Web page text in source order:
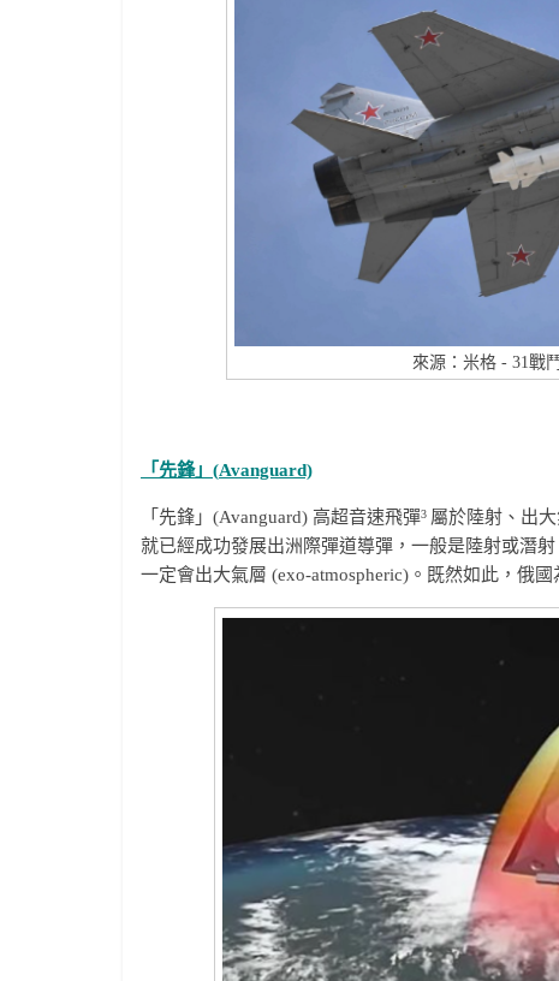
來源：米格 - 31戰
「先鋒」(Avanguard)
「先鋒」(Avanguard) 高超音速飛彈3 屬於陸射、出
就已經成功發展出洲際彈道導彈，一般是陸射或潛
一定會出大氣層 (exo-atmospheric)。既然如此，俄